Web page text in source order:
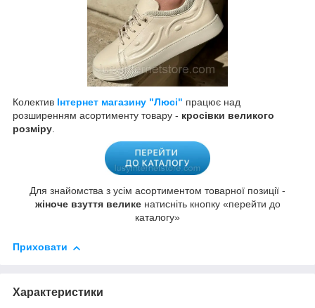
Колектив Інтернет магазину "Люсі" працює над
розширенням асортименту товару - кросівки великого
розміру.
Для знайомства з усім асортиментом товарної позиції -
жіноче взуття великенатисніть кнопку «перейти до
каталогу»
Приховати
Характеристики